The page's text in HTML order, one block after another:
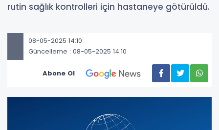
rutin sağlık kontrolleri için hastaneye götürüldü.
08-05-2025 14:10
Güncelleme : 08-05-2025 14:10
Abone Ol